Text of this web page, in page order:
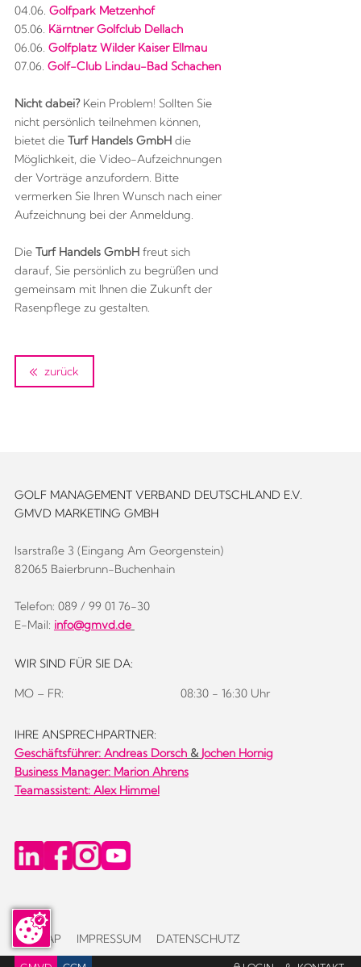
04.06. Golfpark Metzenhof
05.06. Kärntner Golfclub Dellach
06.06. Golfplatz Wilder Kaiser Ellmau
07.06. Golf-Club Lindau-Bad Schachen
Nicht dabei?Kein Problem! Sollten Sie
nicht persönlich teilnehmen können,
bietet die Turf Handels GmbHdie
Möglichkeit, die Video-Aufzeichnungen
der Vorträge anzufordern. Bitte
vermerken Sie Ihren Wunsch nach einer
Aufzeichnung bei der Anmeldung.
Die Turf Handels GmbHfreut sich
darauf, Sie persönlich zu begrüßen und
gemeinsam mit Ihnen die Zukunft der
Rasenpflege zu gestalten.
zurück
GOLF MANAGEMENT VERBAND DEUTSCHLAND E.V.
GMVD MARKETING GMBH
Isarstraße 3 (Eingang Am Georgenstein)
82065 Baierbrunn-Buchenhain
Telefon: 089 / 99 01 76-30
E-Mail: info@gmvd.de
WIR SIND FÜR SIE DA:
MO – FR: 08:30 - 16:30 Uhr
IHRE ANSPRECHPARTNER:
Geschäftsführer: Andreas Dorsch& Jochen Hornig
Business Manager: Marion Ahrens
Teamassistent: Alex Himmel
SITEMAP IMPRESSUM DATENSCHUTZ